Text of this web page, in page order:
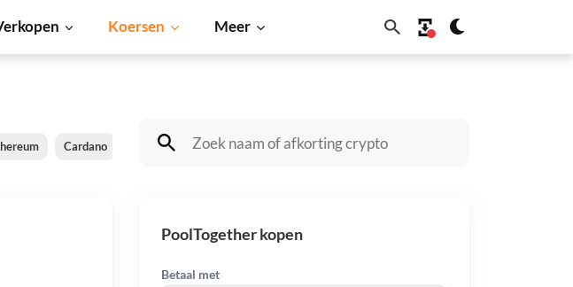
Koersen Meer
Cardano Shiba Inu Dogecoin Solana BNB
PoolTogether kopen
Betaal met